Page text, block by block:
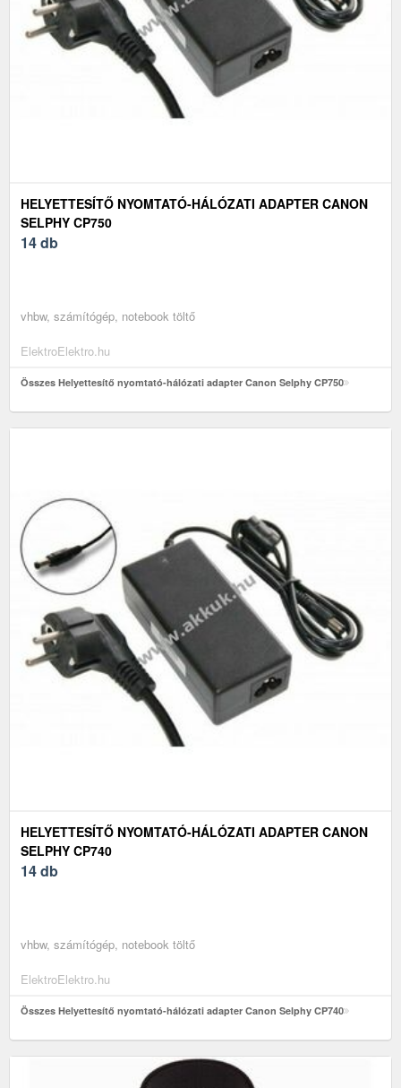
HELYETTESÍTŐ NYOMTATÓ-HÁLÓZATI ADAPTER CANON
SELPHY CP750
14 db
vhbw, számítógép, notebook töltő
ElektroElektro.hu
Összes Helyettesítő nyomtató-hálózati adapter Canon Selphy CP750
HELYETTESÍTŐ NYOMTATÓ-HÁLÓZATI ADAPTER CANON
SELPHY CP740
14 db
vhbw, számítógép, notebook töltő
ElektroElektro.hu
Összes Helyettesítő nyomtató-hálózati adapter Canon Selphy CP740